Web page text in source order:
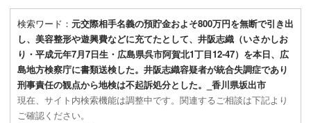
検索ワード： 元交際相手名義の預貯金およそ800万円を無断で引き出
し、美容整形や遊興費などに充てたとして、井阪志織（いさかしお
り・平成元年7月7日生・広島県呉市阿賀北1丁目12-47）を本日、広
島地方検察庁に書類送検した。井阪志織容疑者が統合失調症であり
刑事責任の観点から地検は不起訴処分とした。_香川県坂出市
現在、サイト内検索機能は調整中です。関連するご相談は下記より
ご確認ください。